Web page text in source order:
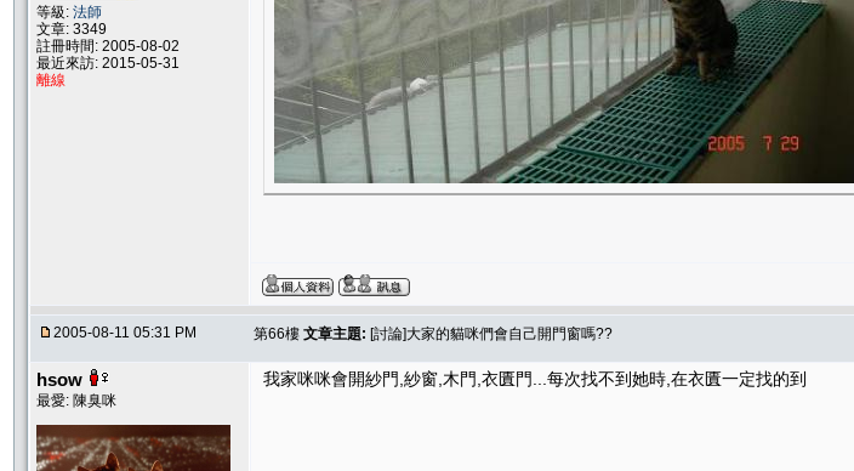
等級: 法師
文章: 3349
註冊時間: 2005-08-02
最近來訪: 2015-05-31
離線
2005-08-11 05:31 PM 第66樓 文章主題: [討論]大家的貓咪們會自己開門窗嗎??
hsow
最愛: 陳臭咪
我家咪咪會開紗門,紗窗,木門,衣匱門...每次找不到她時,在衣匱一定找的到